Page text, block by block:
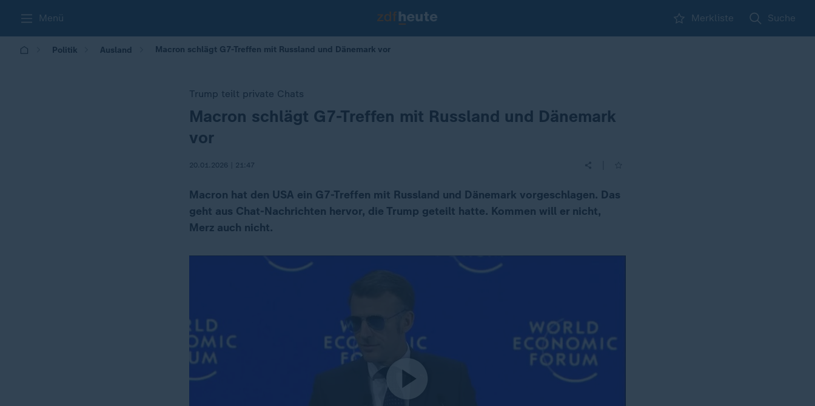
Menü Merkliste Suche
Politik Ausland Macron schlägt G7-Treffen mit Russland und Dänemark vor
Trump teilt private Chats
:Macron schlägt G7-Treffen mit Russland und Dänemark
vor
20.01.2026 | 21:47
Macron hat den USA ein G7-Treffen mit Russland und Dänemark vorgeschlagen. Das
geht aus Chat-Nachrichten hervor, die Trump geteilt hatte. Kommen will er nicht,
Merz auch nicht.